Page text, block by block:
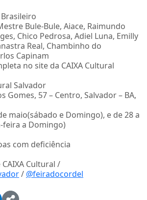
Bule-Bule, Aiace, Raimundo
Chico Pedrosa, Adiel Luna, Emilly
Real, Chambinho do
Capinam
no site da CAIXA Cultural
Salvador
Gomes, 57 – Centro, Salvador – BA,
maio(sábado e Domingo), e de 28 a
feira a Domingo)
com deficiência
Cultural /
/ @feiradocordel